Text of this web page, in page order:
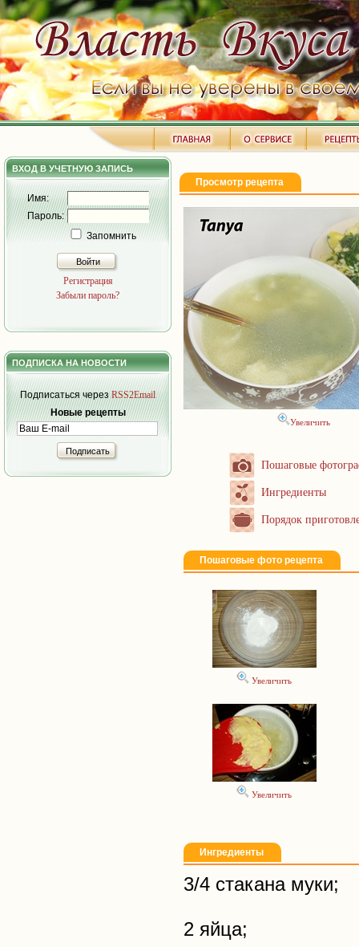
ВХОД В УЧЕТНУЮ ЗАПИСЬ
Имя:
Пароль:
Запомнить
Войти
Регистрация
Забыли пароль?
ПОДПИСКА НА НОВОСТИ
Подписаться черезRSS2Email
Новые рецепты
Подписать
Просмотр рецепта
Увеличить
Пошаговые
Ингредиенты
Порядок
Пошаговые фото рецепта
Увеличить
Увеличить
Ингредиенты
3/4 стакана муки;
2 яйца;